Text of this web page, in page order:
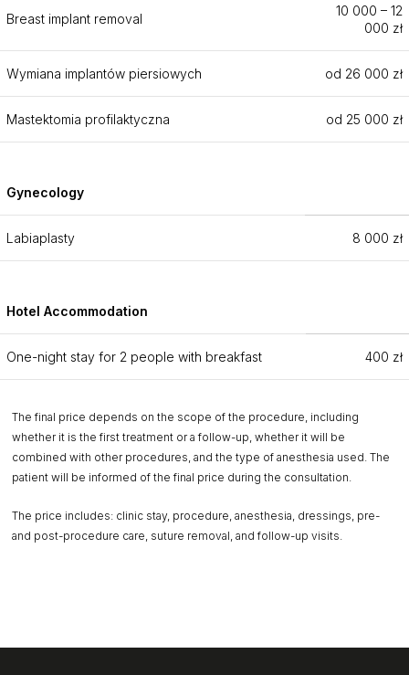
Breast implant removal
10 000 – 12
000 zł
Wymiana implantów piersiowych od 26 000 zł
Mastektomia profilaktyczna od 25 000 zł
Gynecology
Labiaplasty 8 000 zł
Hotel Accommodation
One-night stay for 2 people with breakfast 400 zł
The final price depends on the scope of the procedure, including
whether it is the first treatment or a follow-up, whether it will be
combined with other procedures, and the type of anesthesia used. The
patient will be informed of the final price during the consultation.
The price includes: clinic stay, procedure, anesthesia, dressings, pre-
and post-procedure care, suture removal, and follow-up visits.